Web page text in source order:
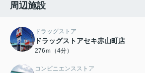
周辺施設
ドラッグストア
ドラッグストアセキ赤山町店
276ｍ（4分）
コンビニエンスストア